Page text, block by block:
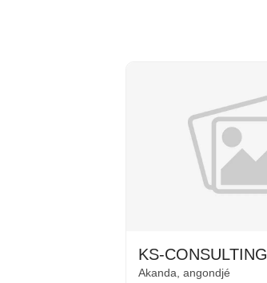
KS-CONSULTING
Akanda, angondjé